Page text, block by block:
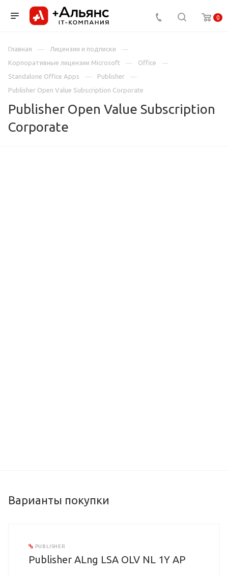
0
Главная
Лицензии и подписки
Корпоративные лицензии Microsoft
Office
Standalone Office Apps
Publisher
Publisher Open Value Subscription Corporate
Publisher Open Value Subscription
Corporate
Варианты покупки
PUBLISHER
Publisher ALng LSA OLV NL 1Y AP